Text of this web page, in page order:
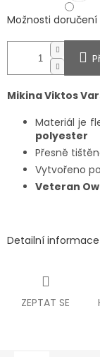
Možnosti doručení
Mikina Viktos
Materiál je
polyester
Přesně
Vytvořeno
Veteran
Detailní informace
ZEPTAT SE